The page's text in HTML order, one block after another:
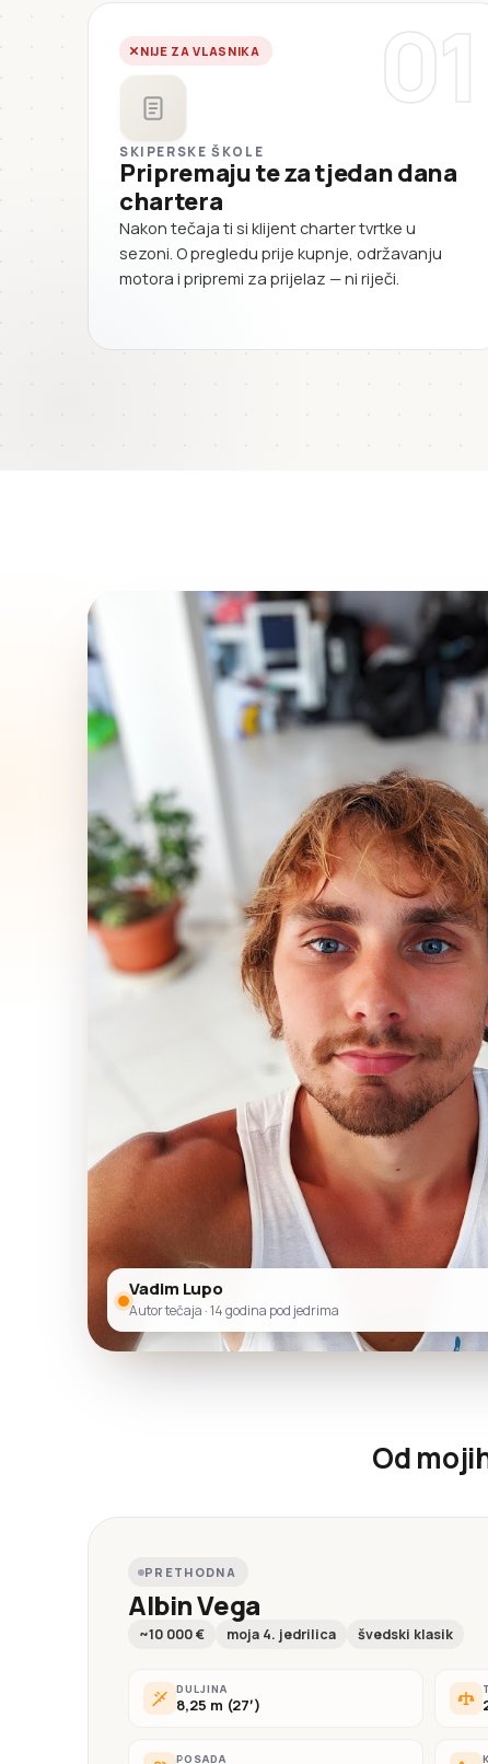
01
NIJE ZA VLASNIKA
SKIPERSKE ŠKOLE
Pripremaju te za tjedan dana
chartera
Nakon tečaja ti si klijent charter tvrtke u
sezoni. O pregledu prije kupnje, održavanju
motora i pripremi za prijelaz — ni riječi.
Vadim Lupo
Autor tečaja · 14 godina pod jedrima
Od
PRETHODNA
Albin Vega
~10 000 € moja 4. jedrilica švedski klasik
DULJINA
8,25 m (27′)
POSADA